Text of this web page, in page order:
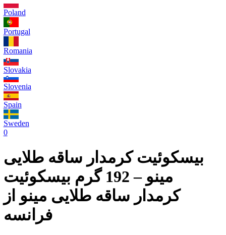
Poland
Portugal
Romania
Slovakia
Slovenia
Spain
Sweden
0
بیسکوئیت کرمدار ساقه طلایی
مینو – 192 گرم
بیسکوئیت
کرمدار ساقه طلایی مینو از
فرانسه